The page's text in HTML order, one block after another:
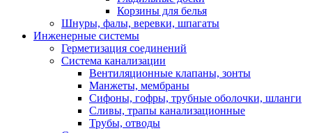
Корзины для белья
Шнуры, фалы, веревки, шпагаты
Инженерные системы
Герметизация соединений
Система канализации
Вентиляционные клапаны, зонты
Манжеты, мембраны
Сифоны, гофры, трубные оболочки, шланги
Сливы, трапы канализационные
Трубы, отводы